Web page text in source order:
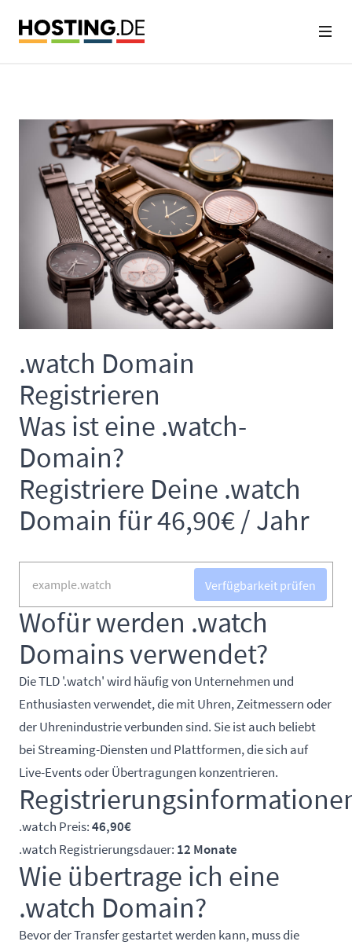
.watch Domain
Registrieren
Was ist eine .watch-
Domain?
Registriere Deine .watch
Domain für 46,90€ / Jahr
Verfügbarkeit prüfen
Wofür werden .watch
Domains verwendet?
Die TLD '.watch' wird häufig von Unternehmen und
Enthusiasten verwendet, die mit Uhren, Zeitmessern oder
der Uhrenindustrie verbunden sind. Sie ist auch beliebt
bei Streaming-Diensten und Plattformen, die sich auf
Live-Events oder Übertragungen konzentrieren.
.watch Preis:46,90€
.watch Registrierungsdauer: 12 Monate
Wie übertrage ich eine
.watch Domain?
Bevor der Transfer gestartet werden kann, muss die